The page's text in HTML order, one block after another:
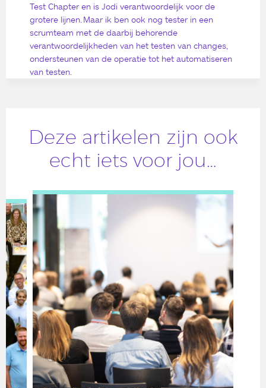
Test Chapter en is Jodi verantwoordelijk voor de
grotere lijnen. Maar ik ben ook nog tester in een
scrumteam met de daarbij behorende
verantwoordelijkheden van het testen van changes,
ondersteunen van de operatie tot het automatiseren
van testen.
Deze artikelen zijn ook
echt iets voor jou…